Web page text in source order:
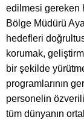
edilmesi gereken
Bölge Müdürü
hedefleri
korumak,
bir şekilde
programlarının
personelin
tüm dünyanın